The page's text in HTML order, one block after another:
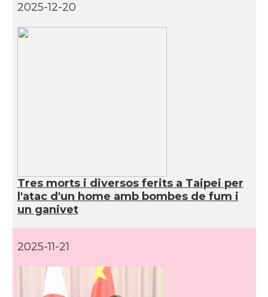
2025-12-20
Tres morts i diversos ferits a Taipei per
l'atac d'un home amb bombes de fum i
un ganivet
2025-11-21